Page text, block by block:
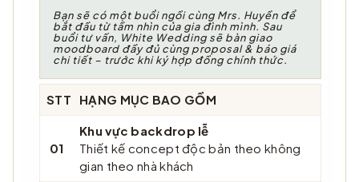
Bạn sẽ có một buổi ngồi cùng Mrs. Huyền để
bắt đầu từ tầm nhìn của gia đình mình. Sau
buổi tư vấn, White Wedding sẽ bàn giao
moodboard đầy đủ cùng proposal & báo giá
chi tiết – trước khi ký hợp đồng chính thức.
STT HẠNG MỤC BAO GỒM
01
Khu vực backdrop lễ
Thiết kế concept độc bản theo không
gian theo nhà khách